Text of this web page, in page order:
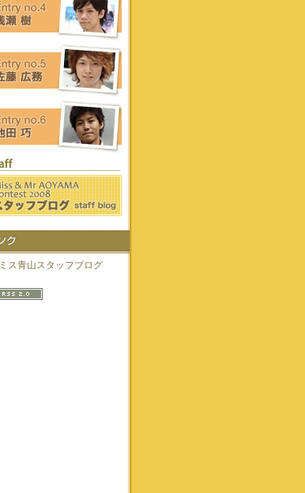
ミス青山スタッフブログ